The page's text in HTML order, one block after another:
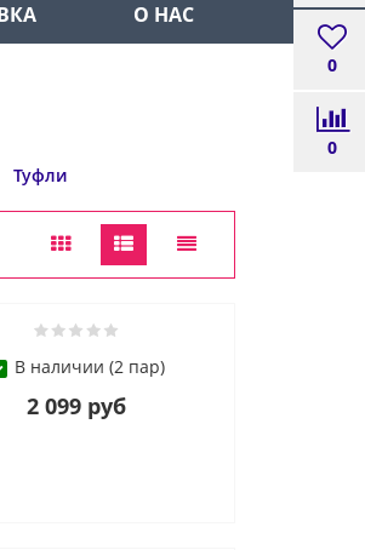
0
0
О НАС
Туфли
В наличии (2 пар)
2 099 руб